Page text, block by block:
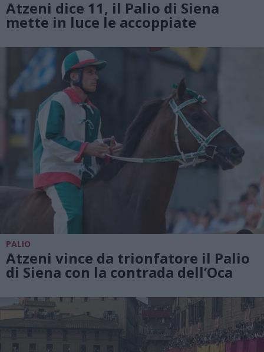
Atzeni dice 11, il Palio di Siena
mette in luce le accoppiate
PALIO
Atzeni vince da trionfatore il Palio
di Siena con la contrada dell’Oca